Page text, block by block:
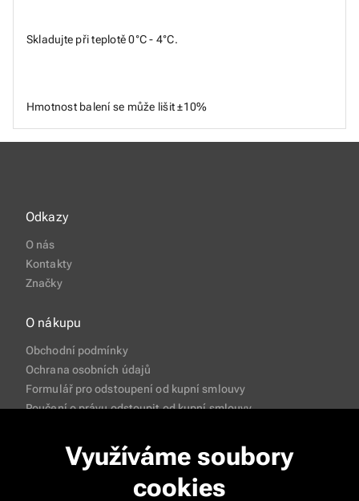
Využíváme soubory
cookies
Skladujte při teplotě 0°C - 4°C.
Hmotnost balení se může lišit ±10%
Odkazy
O nás
Kontakty
Značky
O nákupu
Obchodní podmínky
Ochrana osobních údajů
Formulář pro odstoupení od kupní smlouvy
Poučení o právu odstoupit od kupní smlouvy